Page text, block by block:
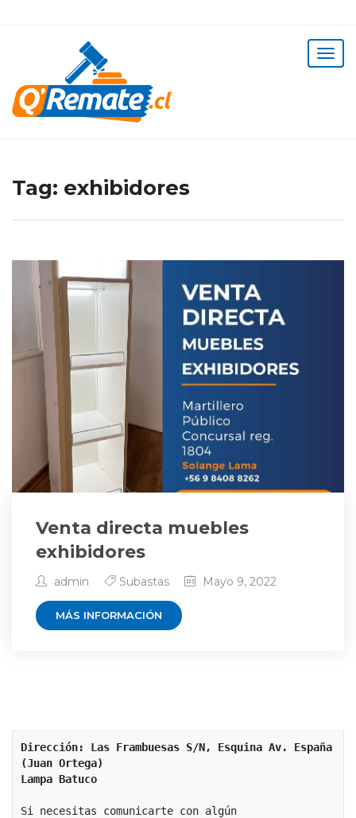
Tag: exhibidores
Venta directa muebles
exhibidores
admin Subastas Mayo 9, 2022
MÁS INFORMACIÓN
Dirección: Las Frambuesas S/N, Esquina Av. España
(Juan Ortega)
Lampa Batuco
Si necesitas comunicarte con algún